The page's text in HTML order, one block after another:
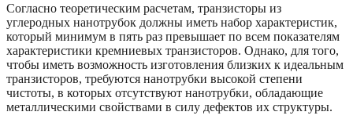
Согласно теоретическим расчетам, транзисторы из
углеродных нанотрубок должны иметь набор характеристик,
который минимум в пять раз превышает по всем показателям
характеристики кремниевых транзисторов. Однако, для того,
чтобы иметь возможность изготовления близких к идеальным
транзисторов, требуются нанотрубки высокой степени
чистоты, в которых отсутствуют нанотрубки, обладающие
металлическими свойствами в силу дефектов их структуры.